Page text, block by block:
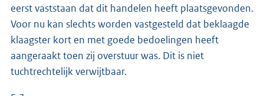
eerst vaststaan dat dit handelen heeft plaatsgevonden.
Voor nu kan slechts worden vastgesteld dat beklaagde
klaagster kort en met goede bedoelingen heeft
aangeraakt toen zij overstuur was. Dit is niet
tuchtrechtelijk verwijtbaar.